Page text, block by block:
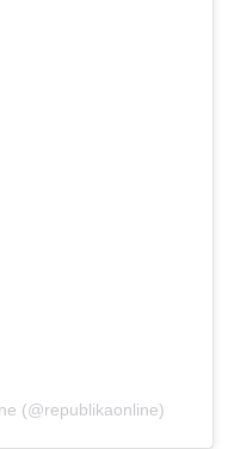
(@republikaonline)